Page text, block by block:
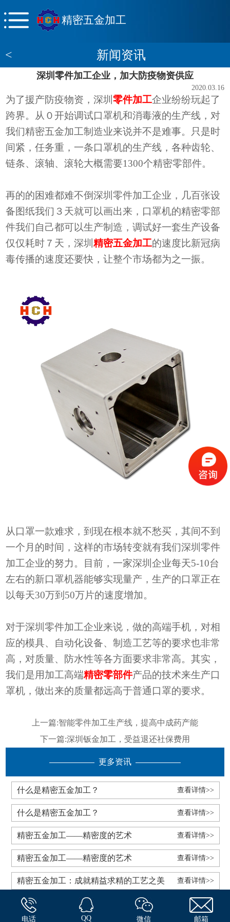
精密五金加工
< 新闻资讯
深圳零件加工企业，加大防疫物资供应
2020.03.16
为了援产防疫物资，深圳零件加工企业纷纷玩起了
跨界。从０开始调试口罩机和消毒液的生产线，对
我们精密五金加工制造业来说并不是难事。只是时
间紧，任务重， 一条口罩机的生产线，各种齿轮、
链条、滚轴、滚轮大概需要1300个精密零部件。
再的的困难都难不倒深圳零件加工企业，几百张设
备图纸我们３天就可以画出来，口罩机的精密零部
件我们自己都可以生产制造，调试好一套生产设备
仅仅耗时７天，深圳精密五金加工的速度比新冠病
毒传播的速度还要快，让整个市场都为之一振。
从口罩一款难求，到现在根本就不愁买，其间不到
一个月的时间，这样的市场转变就有我们深圳零件
加工企业的努力。 目前 ，一家深圳企业每天5-10台
左右的新口罩机器能够实现量产 ，生产的口罩正在
以每天30万到50万片的速度增加。
对于深圳零件加工企业来说，做的高端手机，对相
应的模具、自动化设备、制造工艺等的要求也非常
高，对质量、防水性等各方面要求非常高。其实，
我们是用加工高端精密零部件产品的技术来生产口
罩机，做出来的质量都远高于普通口罩的要求。
上一篇:智能零件加工生产线，提高中成药产能
下一篇:深圳钣金加工，受益退还社保费用
更多资讯
什么是精密五金加工？ 查看详情>>
什么是精密五金加工？ 查看详情>>
精密五金加工——精密度的艺术 查看详情>>
精密五金加工——精密度的艺术 查看详情>>
精密五金加工：成就精益求精的工艺之美 查看详情>>
电话 QQ 微信 邮箱